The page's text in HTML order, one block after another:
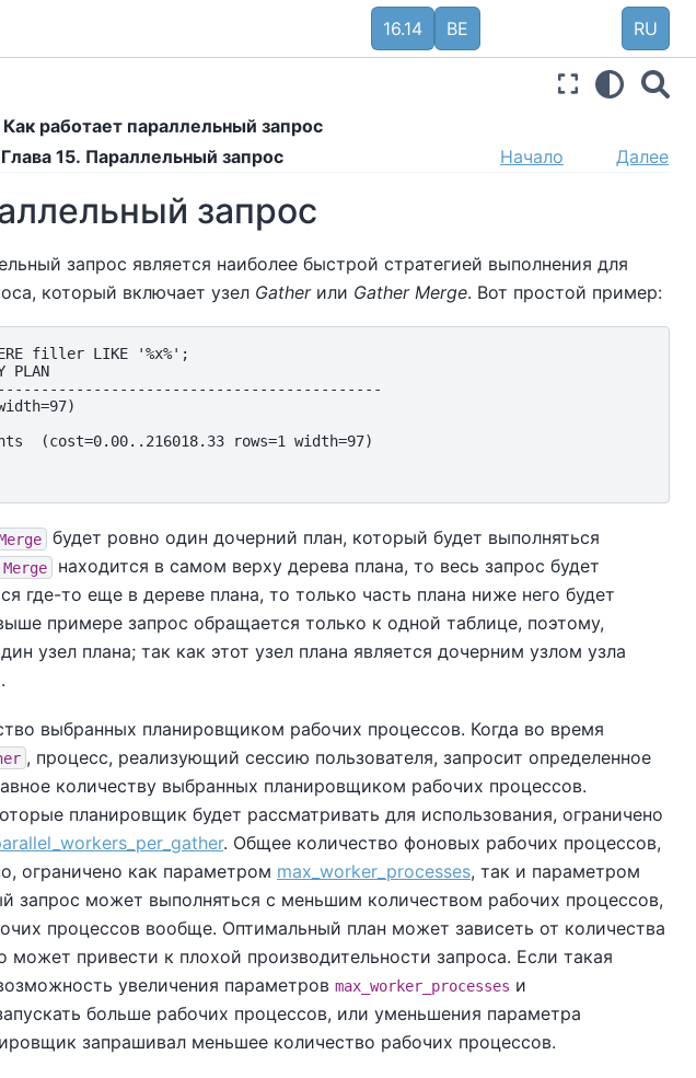
16.14 BE RU
Как работает параллельный запрос
Глава 15. Параллельный запрос Начало Далее
запрос
запрос является наиболее быстрой стратегией выполнения для
который включает узел Gatherили Gather Merge. Вот простой пример:
filler LIKE '%x%';
PLAN
​------------------
(cost=0.00..216018.33 rows=1 width=97)
будет ровно один дочерний план, который будет выполняться
находится в самом верху дерева плана, то весь запрос будет
где-то еще в дереве плана, то только часть плана ниже него будет
примере запрос обращается только к одной таблице, поэтому,
узел плана; так как этот узел плана является дочерним узлом узла
выбранных планировщиком рабочих процессов. Когда во время
, процесс, реализующий сессию пользователя, запросит определенное
количеству выбранных планировщиком рабочих процессов.
планировщик будет рассматривать для использования, ограничено
. Общее количество фоновых рабочих процессов,
ограничено как параметром max_worker_processes, так и параметром
запрос может выполняться с меньшим количеством рабочих процессов,
процессов вообще. Оптимальный план может зависеть от количества
привести к плохой производительности запроса. Если такая
увеличения параметров max_worker_processes и
больше рабочих процессов, или уменьшения параметра
запрашивал меньшее количество рабочих процессов.